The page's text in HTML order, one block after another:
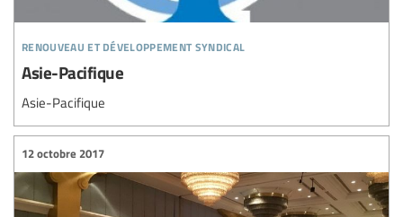
renouveau et développement syndical
Asie-Pacifique
Asie-Pacifique
12 octobre 2017